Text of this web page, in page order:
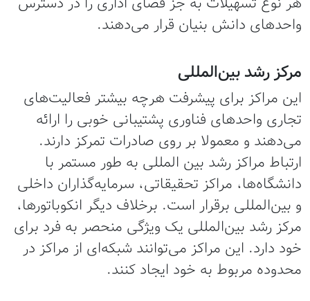
واحدهای دانش بنیان قرار می‌دهند.
مرکز رشد بین‌المللی
این مراکز برای پیشرفت هرچه بیشتر فعالیت‌های
تجاری واحدهای فناوری پشتیبانی خوبی را ارائه
می‌دهند و معمولا بر روی صادرات تمرکز دارند.
ارتباط مراکز رشد بین المللی به طور مستمر با
دانشگاه‌ها، مراکز تحقیقاتی، سرمایه‌گذاران داخلی
و بین‌المللی برقرار است. برخلاف دیگر انکوباتورها،
مرکز رشد بین‌المللی یک ویژگی منحصر به فرد برای
خود دارد. این مراکز می‌توانند شبکه‌ای از مراکز در
محدوده مربوط به خود ایجاد کنند.